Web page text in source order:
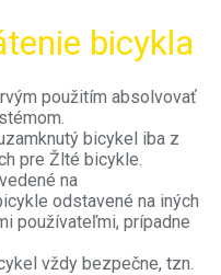
bicykla
použitím absolvovať
bicykel iba z
pre Žlté bicykle.
na
odstavené na iných
používateľmi, prípadne
vždy bezpečne, tzn.